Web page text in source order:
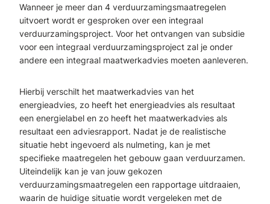
Wanneer je meer dan 4 verduurzamingsmaatregelen
uitvoert wordt er gesproken over een integraal
verduurzamingsproject. Voor het ontvangen van subsidie
voor een integraal verduurzamingsproject zal je onder
andere een integraal maatwerkadvies moeten aanleveren.
Hierbij verschilt het maatwerkadvies van het
energieadvies, zo heeft het energieadvies als resultaat
een energielabel en zo heeft het maatwerkadvies als
resultaat een adviesrapport. Nadat je de realistische
situatie hebt ingevoerd als nulmeting, kan je met
specifieke maatregelen het gebouw gaan verduurzamen.
Uiteindelijk kan je van jouw gekozen
verduurzamingsmaatregelen een rapportage uitdraaien,
waarin de huidige situatie wordt vergeleken met de